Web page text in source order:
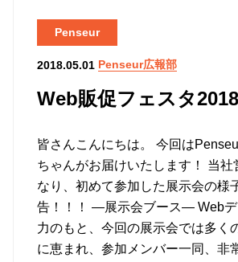
Web販促フェスタ2018
Penseur
2018.05.01 Penseur広報部
皆さんこんにちは。 今回は
ちゃんがお届けいたします！ 当社
なり、初めて参加した展示会の様
告！！！ ―展示会ブース― Webデ
力のもと、今回の展示会では多く
に恵まれ、参加メンバー一同、非